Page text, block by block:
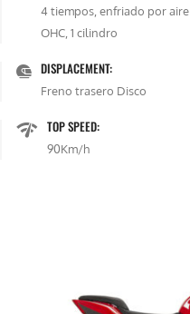
4 tiempos, enfriado por aire
OHC, 1 cilindro
DISPLACEMENT:
Freno trasero Disco
TOP SPEED:
90Km/h